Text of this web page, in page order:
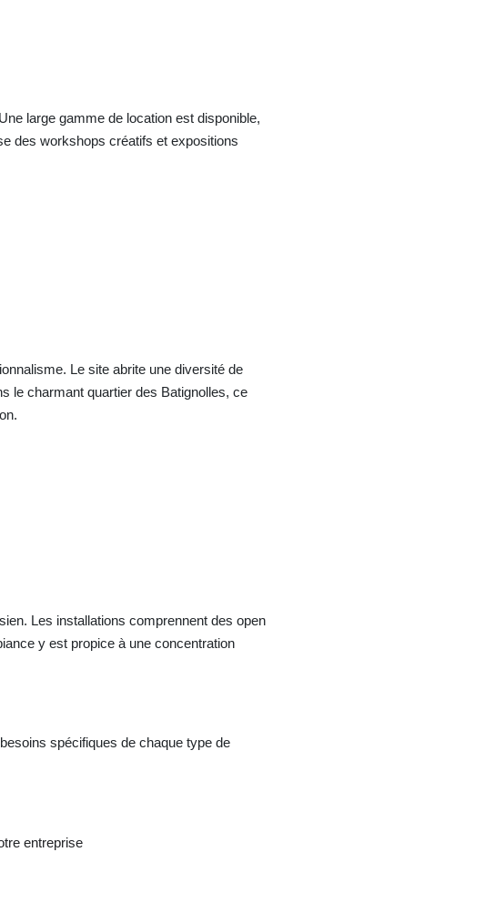
large gamme de location est disponible,
des workshops créatifs et expositions
Le site abrite une diversité de
le charmant quartier des Batignolles, ce
Les installations comprennent des open
y est propice à une concentration
spécifiques de chaque type de
entreprise